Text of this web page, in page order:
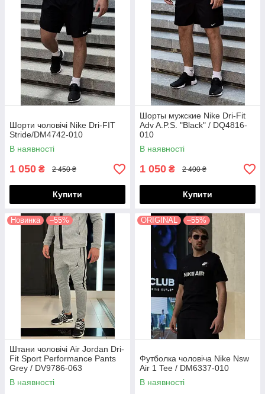
Шорти чоловічі Nike Dri-FIT
Stride/DM4742-010
В наявності
1 050 ₴ 2 450 ₴
Купити
Шорты мужские Nike Dri-Fit
Adv A.P.S. "Black" / DQ4816-
010
В наявності
1 050 ₴ 2 400 ₴
Купити
Новинка –55%
Штани чоловічі Air Jordan Dri-
Fit Sport Performance Pants
Grey / DV9786-063
В наявності
ORIGINAL –55%
Футболка чоловіча Nike Nsw
Air 1 Tee / DM6337-010
В наявності